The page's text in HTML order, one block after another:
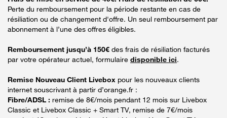
Perte du remboursement pour la période restante en cas de
résiliation ou de changement d'offre. Un seul remboursement par
abonnement à l’une des offres éligibles.
Remboursement jusqu’à 150€ des frais de résiliation facturés
par votre opérateur actuel, formulaire disponible ici.
Remise Nouveau Client Livebox pour les nouveaux clients
internet souscrivant à partir d’orange.fr :
Fibre/ADSL : remise de 8€/mois pendant 12 mois sur Livebox
Classic et Livebox Classic + Smart TV, remise de 7€/mois